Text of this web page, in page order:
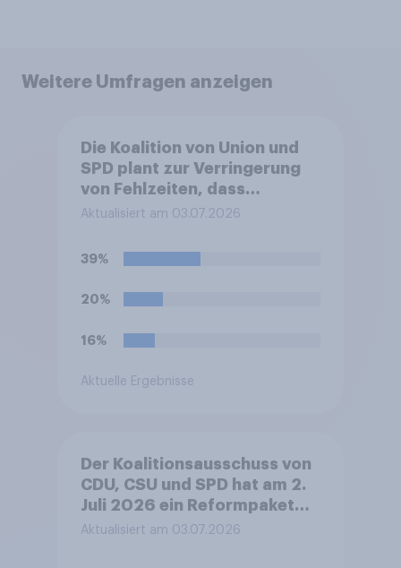
Weitere Umfragen anzeigen
Die Koalition von Union und
SPD plant zur Verringerung
von Fehlzeiten, dass
Beschäftigte künftig bereits
eine ärztliche
Arbeitsunfähigkeitsbescheinigung
vorlegen müssen statt am
oder lehnen Sie es ab?
Aktualisiert am 03.07.2026
39%
20%
16%
Aktuelle Ergebnisse
Der Koalitionsausschuss von
CDU, CSU und SPD hat am 2.
Juli 2026 ein Reformpaket
vorgestellt. Dieses umfasst
Aktualisiert am 03.07.2026